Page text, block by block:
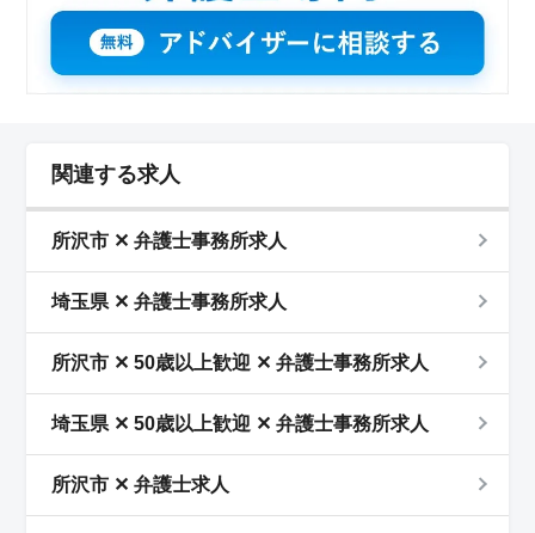
関連する求人
所沢市 ✕ 弁護士事務所求人
埼玉県 ✕ 弁護士事務所求人
所沢市 ✕ 50歳以上歓迎 ✕ 弁護士事務所求人
埼玉県 ✕ 50歳以上歓迎 ✕ 弁護士事務所求人
所沢市 ✕ 弁護士求人